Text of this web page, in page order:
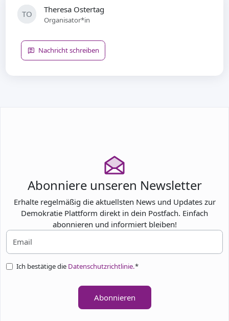
TO Theresa Ostertag
Organisator*in
Nachricht schreiben
Abonniere unseren Newsletter
Erhalte regelmäßig die aktuellsten News und Updates zur
Demokratie Plattform direkt in dein Postfach. Einfach
abonnieren und informiert bleiben!
Ich bestätige die Datenschutzrichtlinie.*
Abonnieren